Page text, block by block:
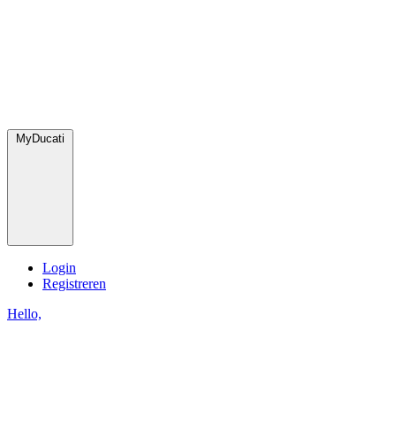
MyDucati
Login
Registreren
Hello,